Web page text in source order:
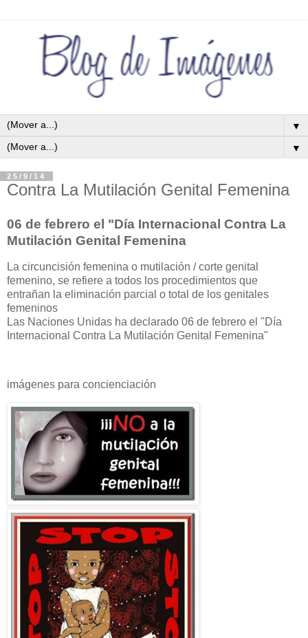
▼
▼
25/9/14
Contra La Mutilación Genital Femenina
06 de febrero el "Día Internacional Contra La
Mutilación Genital Femenina
La circuncisión femenina o mutilación / corte genital
femenino, se refiere a todos los procedimientos que
entrañan la eliminación parcial o total de los genitales
femeninos
Las Naciones Unidas ha declarado 06 de febrero el "Día
Internacional Contra La Mutilación Genital Femenina"
imágenes para concienciación